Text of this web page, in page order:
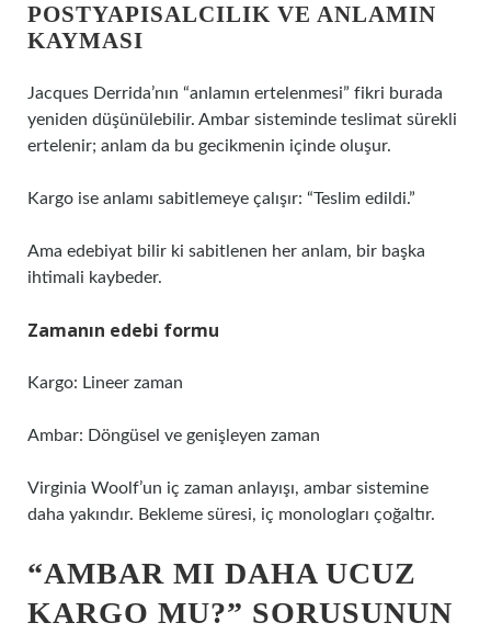
POSTYAPISALCILIK VE ANLAMIN
KAYMASI
Jacques Derrida’nın “anlamın ertelenmesi” fikri burada
yeniden düşünülebilir. Ambar sisteminde teslimat sürekli
ertelenir; anlam da bu gecikmenin içinde oluşur.
Kargo ise anlamı sabitlemeye çalışır: “Teslim edildi.”
Ama edebiyat bilir ki sabitlenen her anlam, bir başka
ihtimali kaybeder.
Zamanın edebi formu
Kargo: Lineer zaman
Ambar: Döngüsel ve genişleyen zaman
Virginia Woolf’un iç zaman anlayışı, ambar sistemine
daha yakındır. Bekleme süresi, iç monologları çoğaltır.
“AMBAR MI DAHA UCUZ
KARGO MU?” SORUSUNUN